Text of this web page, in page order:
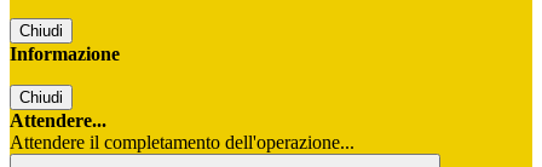
Chiudi
Informazione
Chiudi
Attendere...
Attendere il completamento dell'operazione...